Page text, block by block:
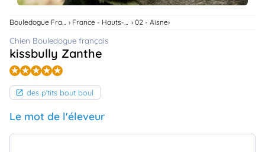
Connexion 02 - Aisne
Chien Bouledogue français
kissbully Zanthe
des p'tits bout boul
Le mot de l'éleveur